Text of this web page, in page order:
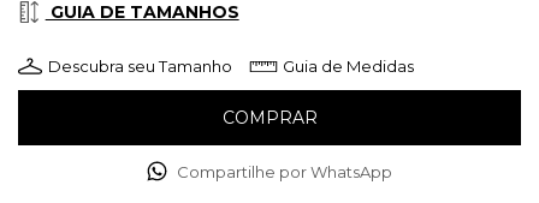
GUIA DE TAMANHOS
Descubra seu Tamanho Guia de Medidas
Compartilhe por WhatsApp